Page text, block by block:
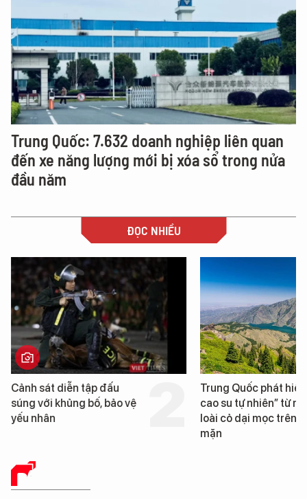
Trung Quốc: 7.632 doanh nghiệp liên quan
đến xe năng lượng mới bị xóa sổ trong nửa
đầu năm
ĐỌC NHIỀU
Cảnh sát diễn tập đấu
súng với khủng bố, bảo vệ
yếu nhân
Trung Quốc phát hiện
cao su tự nhiên” từ
loài cỏ dại mọc trên
mặn
BÁO CHÍ SỐ